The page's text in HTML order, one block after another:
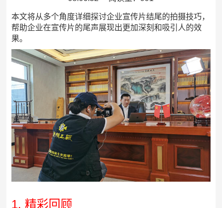
本文将从多个角度详细探讨企业宣传片结尾的拍摄技巧，
帮助企业在宣传片的尾声展现出更加深刻和吸引人的效
果。
1. 精彩回顾